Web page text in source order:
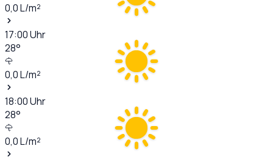
0,0L/m²
17:00Uhr
28°
0,0L/m²
18:00Uhr
28°
0,0L/m²